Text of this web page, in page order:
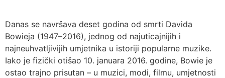
Danas se navršava deset godina od smrti Davida
Bowieja (1947–2016), jednog od najuticajnijih i
najneuhvatljivijih umjetnika u istoriji popularne muzike.
Iako je fizički otišao 10. januara 2016. godine, Bowie je
ostao trajno prisutan – u muzici, modi, filmu, umjetnosti